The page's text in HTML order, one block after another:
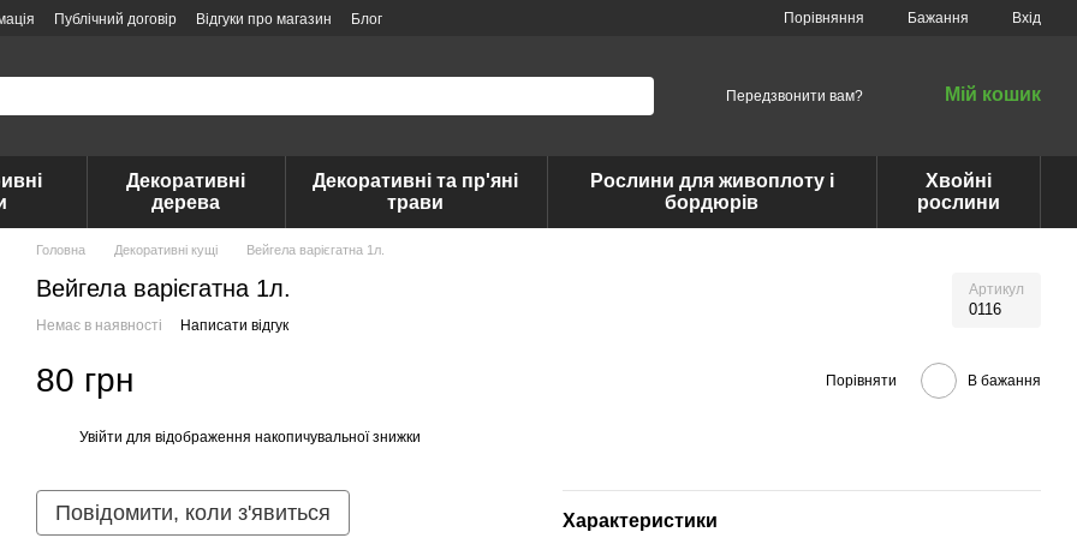
Публічний договір Відгуки про магазин Блог Порівняння Бажання Вхід
Передзвонити вам? Мій кошик
Декоративні
дерева
Декоративні та пр'яні
трави
Рослини для живоплоту і
бордюрів
Хвойні
рослини
Головна Декоративні кущі Вейгела варієгатна 1л.
Вейгела варієгатна 1л. Артикул
0116
Немає в наявності Написати відгук
80 грн Порівняти В бажання
Увійти для відображення накопичувальної знижки
Повідомити, коли з'явиться Характеристики